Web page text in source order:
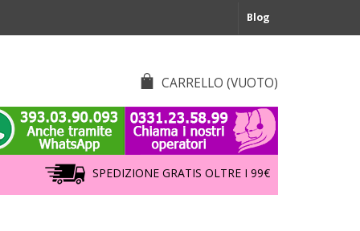
Blog
CARRELLO (VUOTO)
SPEDIZIONE GRATIS OLTRE I 99€